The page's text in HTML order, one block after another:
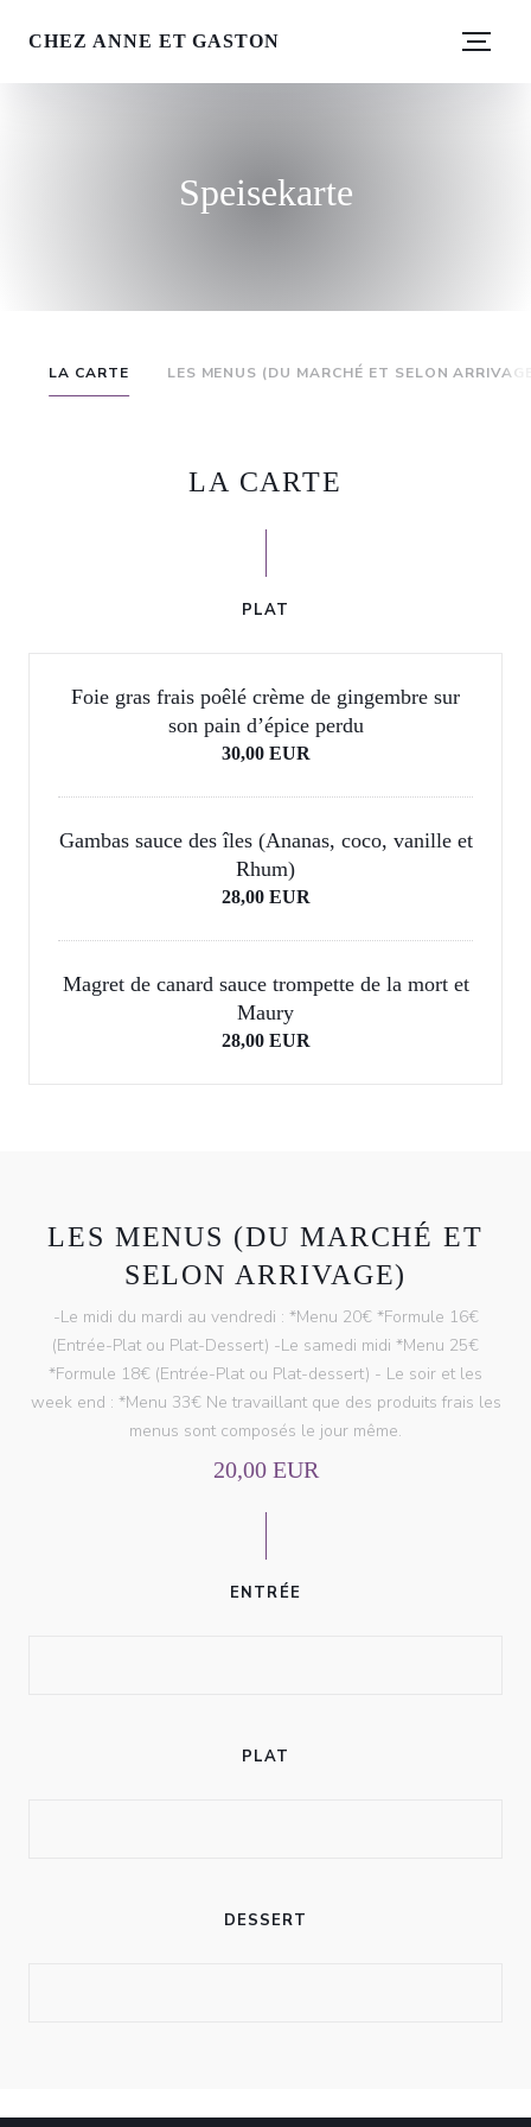
CHEZ ANNE ET GASTON
Speisekarte
LA CARTE LES MENUS (DU MARCHÉ ET SELON
LA CARTE
PLAT
Foie gras frais poêlé crème de gingembre sur
son pain dʼépice perdu
30,00 EUR
Gambas sauce des îles (Ananas, coco, vanille et
Rhum)
28,00 EUR
Magret de canard sauce trompette de la mort et
Maury
28,00 EUR
LES MENUS (DU MARCHÉ ET
SELON ARRIVAGE)
-Le midi du mardi au vendredi : *Menu 20€ *Formule 16€
(Entrée-Plat ou Plat-Dessert) -Le samedi midi *Menu 25€
*Formule 18€ (Entrée-Plat ou Plat-dessert) - Le soir et les
week end : *Menu 33€ Ne travaillant que des produits frais les
menus sont composés le jour même.
20,00 EUR
ENTRÉE
PLAT
DESSERT